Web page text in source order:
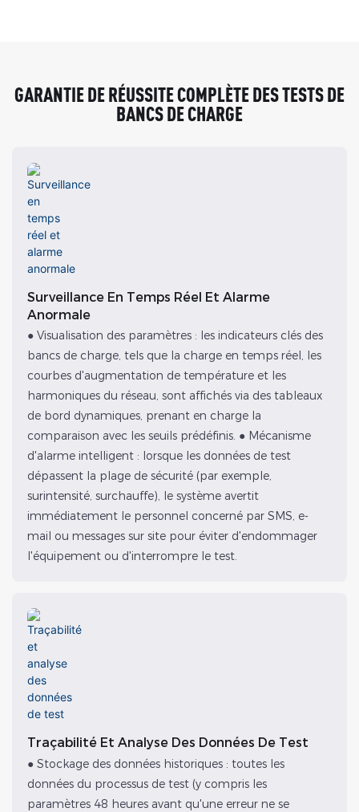
GARANTIE DE RÉUSSITE COMPLÈTE DES TESTS DE
BANCS DE CHARGE
Surveillance En Temps Réel Et Alarme
Anormale
● Visualisation des paramètres : les indicateurs clés des
bancs de charge, tels que la charge en temps réel, les
courbes d'augmentation de température et les
harmoniques du réseau, sont affichés via des tableaux
de bord dynamiques, prenant en charge la
comparaison avec les seuils prédéfinis. ● Mécanisme
d'alarme intelligent : lorsque les données de test
dépassent la plage de sécurité (par exemple,
surintensité, surchauffe), le système avertit
immédiatement le personnel concerné par SMS, e-
mail ou messages sur site pour éviter d'endommager
l'équipement ou d'interrompre le test.
Traçabilité Et Analyse Des Données De Test
● Stockage des données historiques : toutes les
données du processus de test (y compris les
paramètres 48 heures avant qu'une erreur ne se